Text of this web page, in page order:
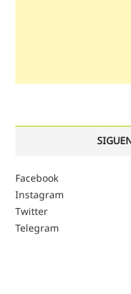
Facebook
Instagram
Twitter
Telegram